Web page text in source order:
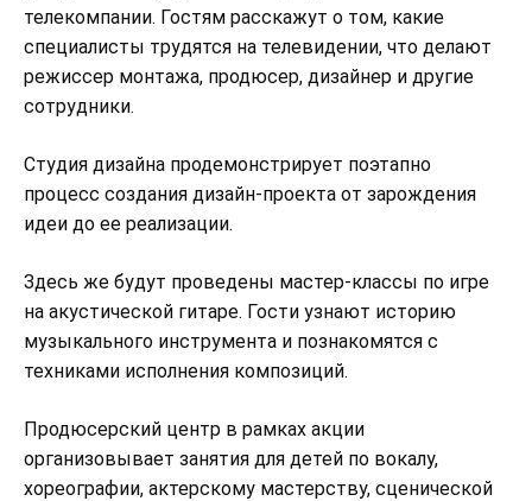
телекомпании. Гостям расскажут о том, какие
специалисты трудятся на телевидении, что делают
режиссер монтажа, продюсер, дизайнер и другие
сотрудники.
Студия дизайна продемонстрирует поэтапно
процесс создания дизайн-проекта от зарождения
идеи до ее реализации.
Здесь же будут проведены мастер-классы по игре
на акустической гитаре. Гости узнают историю
музыкального инструмента и познакомятся с
техниками исполнения композиций.
Продюсерский центр в рамках акции
организовывает занятия для детей по вокалу,
хореографии, актерскому мастерству, сценической